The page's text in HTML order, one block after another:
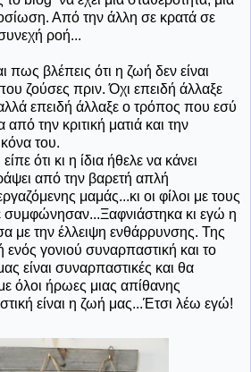
Από την άλλη σε κρατά σε
ροή...
πως βλέπεις ότι η ζωή δεν είναι
ζούσες πριν. Όχι επειδή άλλαξε
επειδή άλλαξε ο τρόπος που εσύ
από την κριτική ματιά και την
του.
ότι κι η ίδια ήθελε να κάνει
από την βαρετή απλή
μαμάς...κι οι φίλοι με τους
συμφώνησαν...Ξαφνιάστηκα κι εγώ η
με την έλλειψη ενθάρρυνσης. Της
ενός γονιού συναρπαστική και το
είναι συναρπαστικές και θα
όλοι ήρωες μιας απίθανης
είναι η ζωή μας...Έτσι λέω εγώ!